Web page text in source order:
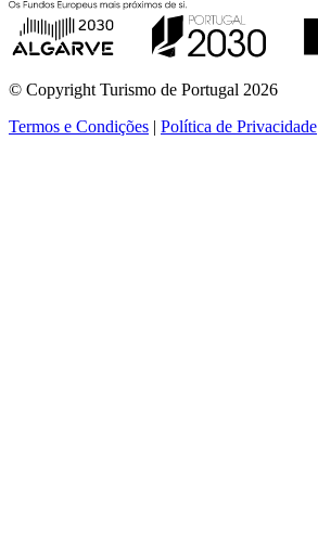
© Copyright Turismo de Portugal 2026
Termos e Condições | Política de Privacidade